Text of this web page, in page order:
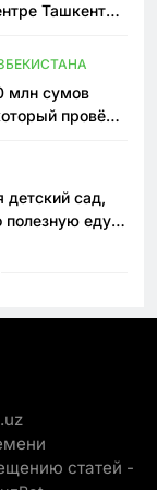
Ташкента
млн сумов
провёл
детский сад,
полезную еду.
статей -